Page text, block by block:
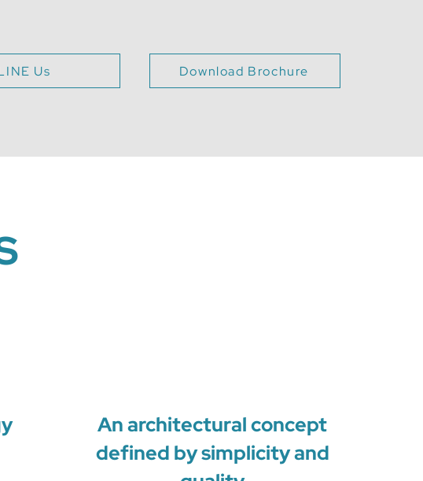
Us Download Brochure
An architectural concept
defined by simplicity and